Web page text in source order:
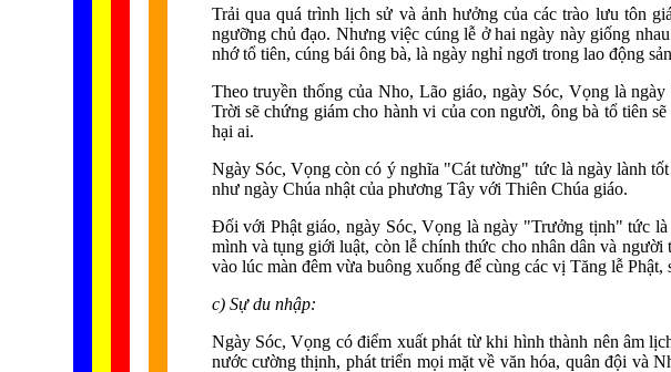
Trải qua quá trình lịch sử và ảnh hưởng của các trào lưu tôn
ngưỡng chủ đạo. Nhưng việc cúng lễ ở hai ngày này giống
nhớ tổ tiên, cúng bái ông bà, là ngày nghỉ ngơi trong lao động
Theo truyền thống của Nho, Lão giáo, ngày Sóc, Vọng là
Trời sẽ chứng giám cho hành vi của con người, ông bà tổ tiên
hại ai.
Ngày Sóc, Vọng còn có ý nghĩa "Cát tường" tức là ngày lành
như ngày Chúa nhật của phương Tây với Thiên Chúa giáo.
Đối với Phật giáo, ngày Sóc, Vọng là ngày "Trưởng tịnh" tức
mình và tụng giới luật, còn lễ chính thức cho nhân dân và
vào lúc màn đêm vừa buông xuống để cùng các vị Tăng lễ
c) Sự du nhập:
Ngày Sóc, Vọng có điểm xuất phát từ khi hình thành nên âm
nước cường thịnh, phát triển mọi mặt về văn hóa, quân đội và